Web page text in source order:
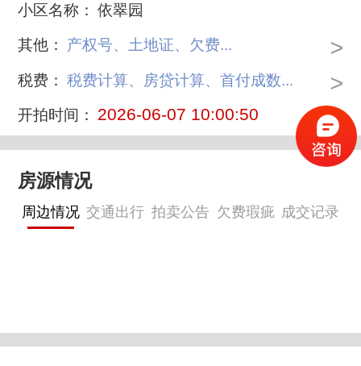
小区名称： 依翠园
其他： 产权号、土地证、欠费... >
税费： 税费计算、房贷计算、首付成数... >
开拍时间： 2026-06-07 10:00:50
房源情况
周边情况 交通出行 拍卖公告 欠费瑕疵 成交记录